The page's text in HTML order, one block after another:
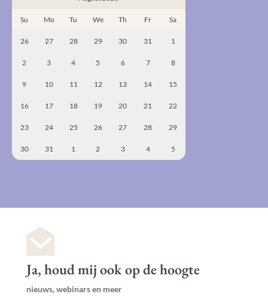
Su Mo Tu We Th Fr Sa
26 27 28 29 30 31 1
2 3 4 5 6 7 8
9 10 11 12 13 14 15
16 17 18 19 20 21 22
23 24 25 26 27 28 29
30 31 1 2 3 4 5
Ja, houd mij ook op de hoogte
nieuws, webinars en meer